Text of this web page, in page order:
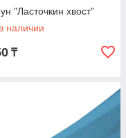
"Ласточкин хвост"
наличии
₸